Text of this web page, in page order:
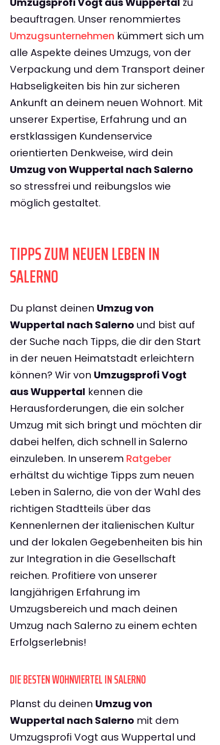
beauftragen. Unser renommiertes
Umzugsunternehmen kümmert sich um
alle Aspekte deines Umzugs, von der
Verpackung und dem Transport deiner
Habseligkeiten bis hin zur sicheren
Ankunft an deinem neuen Wohnort. Mit
unserer Expertise, Erfahrung und an
erstklassigen Kundenservice
orientierten Denkweise, wird dein
Umzug von Wuppertal nach Salerno
so stressfrei und reibungslos wie
möglich gestaltet.
TIPPS ZUM NEUEN LEBEN IN
SALERNO
Du planst deinen Umzug von
Wuppertal nach Salerno und bist auf
der Suche nach Tipps, die dir den Start
in der neuen Heimatstadt erleichtern
können? Wir von Umzugsprofi Vogt
aus Wuppertal kennen die
Herausforderungen, die ein solcher
Umzug mit sich bringt und möchten dir
dabei helfen, dich schnell in Salerno
einzuleben. In unserem Ratgeber
erhältst du wichtige Tipps zum neuen
Leben in Salerno, die von der Wahl des
richtigen Stadtteils über das
Kennenlernen der italienischen Kultur
und der lokalen Gegebenheiten bis hin
zur Integration in die Gesellschaft
reichen. Profitiere von unserer
langjährigen Erfahrung im
Umzugsbereich und mach deinen
Umzug nach Salerno zu einem echten
Erfolgserlebnis!
DIE BESTEN WOHNVIERTEL IN SALERNO
Planst du deinen Umzug von
Wuppertal nach Salerno mit dem
Umzugsprofi Vogt aus Wuppertal und